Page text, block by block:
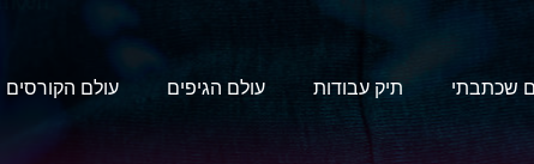
שכתבתי תיק עבודות עולם הגיפים עולם הקורסים